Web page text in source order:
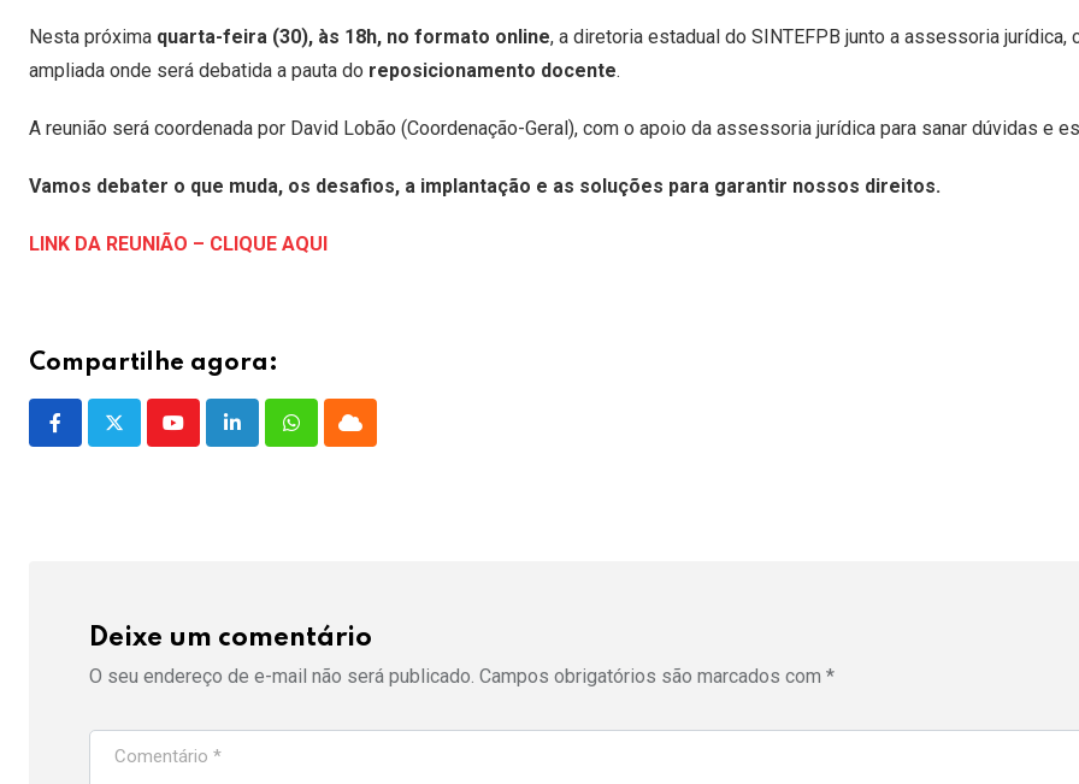
Nesta próxima quarta-feira (30), às 18h, no formato online, a diretoria estadual do SINTEFPB junto a assessoria
ampliada onde será debatida a pauta do reposicionamento docente.
A reunião será coordenada por David Lobão (Coordenação-Geral), com o apoio da assessoria jurídica para sanar dúvidas e
Vamos debater o que muda, os desafios, a implantação e as soluções para garantir nossos direitos.
LINK DA REUNIÃO – CLIQUE AQUI
Compartilhe agora:
YoutubeLinkedInWhatsappCloud
Deixe um comentário
O seu endereço de e-mail não será publicado. Campos obrigatórios são marcados com *